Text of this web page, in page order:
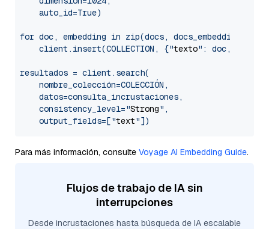
    auto_id=True)
for doc, embedding in zip(docs, docs_embeddings):
    client.insert(COLLECTION, {"
texto": doc, "
resultados = client.search(
    nombre_colección=COLECCIÓN,
    datos=consulta_incrustaciones,
    consistency_level="
Strong",
    output_fields=["
text
Para más información, consulte Voyage AI Embedding Guide.
Flujos de trabajo de IA sin
interrupciones
Desde incrustaciones hasta búsqueda de IA escalable